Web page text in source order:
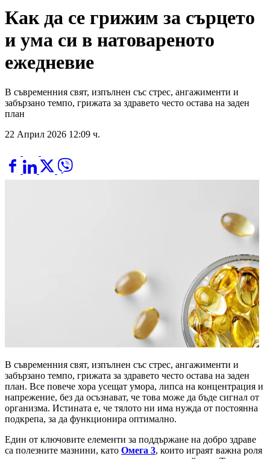
Как да се грижим за сърцето
и ума си в натовареното
ежедневие
В съвременния свят, изпълнен със стрес, ангажименти и
забързано темпо, грижата за здравето често остава на заден
план
22 Април 2026 12:09 ч.
В съвременния свят, изпълнен със стрес, ангажименти и
забързано темпо, грижата за здравето често остава на заден
план. Все повече хора усещат умора, липса на концентрация и
напрежение, без да осъзнават, че това може да бъде сигнал от
организма. Истината е, че тялото ни има нужда от постоянна
подкрепа, за да функционира оптимално.
Един от ключовите елементи за поддържане на добро здраве
са полезните мазнини, като Омега 3, които играят важна роля